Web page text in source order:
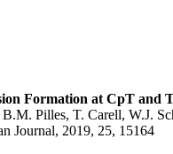
Formation at CpT and
Pilles, T. Carell, W.J.
Journal, 2019, 25, 15164